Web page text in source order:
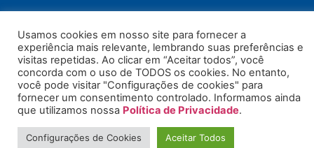
© 2026. Todos os Direitos Reservados.
Usamos cookies em nosso site para fornecer a
experiência mais relevante, lembrando suas preferências e
visitas repetidas. Ao clicar em “Aceitar todos”, você
concorda com o uso de TODOS os cookies. No entanto,
você pode visitar "Configurações de cookies" para
fornecer um consentimento controlado. Informamos ainda
que utilizamos nossa Política de Privacidade.
Configurações de Cookies Aceitar Todos